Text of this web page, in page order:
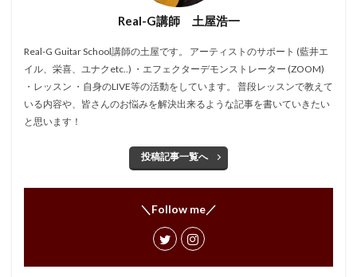
Real-G講師 土屋浩一
Real-G Guitar School講師の土屋です。 アーティストのサポート (藍井エ
イル、栄喜、ユナクetc..) ・エフェクターデモンストレーター (ZOOM)
・レッスン ・自身のLIVE等の活動をしています。 普段レッスンで教えて
いる内容や、皆さんのお悩みを解決出来るような記事を書いていきたい
と思います！
投稿記事一覧へ
＼Follow me／